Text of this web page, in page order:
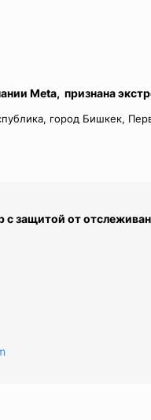
Meta, признана
город Бишкек,
с защитой от